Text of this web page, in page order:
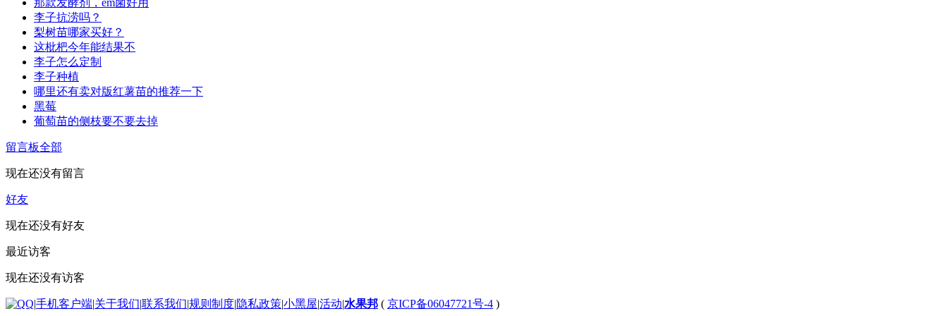
李子抗涝吗？
梨树苗哪家买好？
这枇杷今年能结果不
李子怎么定制
李子种植
哪里还有卖对版红薯苗的推荐一下
黑莓
葡萄苗的侧枝要不要去掉
留言板全部
现在还没有留言
好友
现在还没有好友
最近访客
现在还没有访客
|手机客户端|关于我们|联系我们|规则制度|隐私政策|小黑屋|活动|水果邦 ( 京ICP备06047721号-4 )